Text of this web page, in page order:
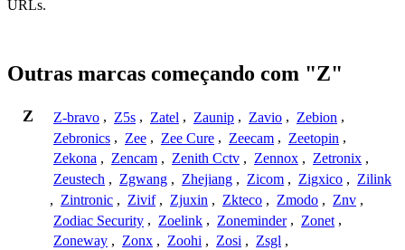
URLs.
Outras marcas começando com "Z"
Z Z-bravo , Z5s , Zatel , Zaunip , Zavio , Zebion ,
Zebronics , Zee , Zee Cure , Zeecam , Zeetopin ,
Zekona , Zencam , Zenith Cctv , Zennox , Zetronix ,
Zeustech , Zgwang , Zhejiang , Zicom , Zigxico , Zilink
, Zintronic , Zivif , Zjuxin , Zkteco , Zmodo , Znv ,
Zodiac Security , Zoelink , Zoneminder , Zonet ,
Zoneway , Zonx , Zoohi , Zosi , Zsgl ,